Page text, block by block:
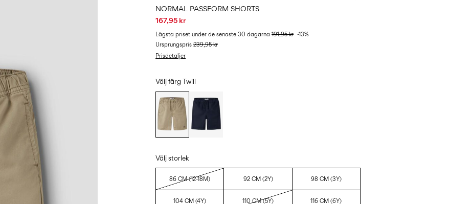
NORMAL PASSFORM SHORTS
167,95 kr
Lägsta priset under de senaste 30 dagarna 191,95 kr -13%
Ursprungspris 239,95 kr
Prisdetaljer
Välj färgTwill
Välj storlek
86 CM (12-18M) 92 CM (2Y) 98 CM (3Y)
104 CM (4Y) 110 CM (5Y) 116 CM (6Y)